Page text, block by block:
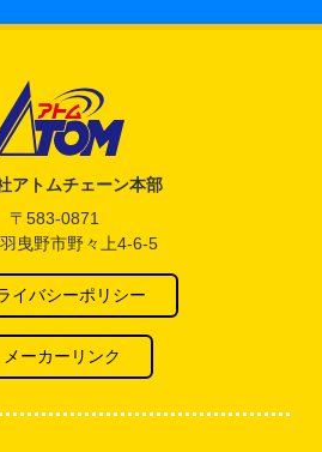
アトムチェーン本部
〒583-0871
曳野市野々上4-6-5
イバシーポリシー
メーカーリンク